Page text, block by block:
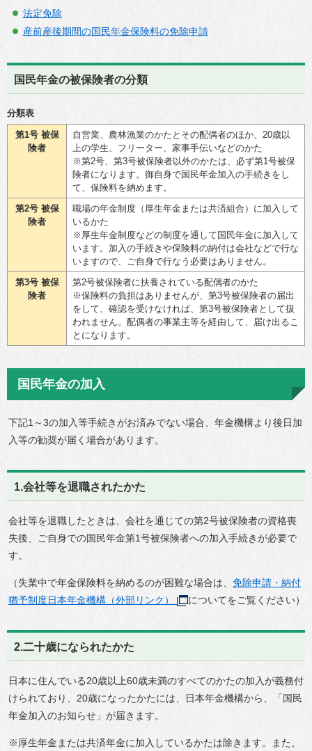
法定免除
産前産後期間の国民年金保険料の免除申請
国民年金の被保険者の分類
分類表
第1号 被保
険者
自営業、農林漁業のかたとその配偶者のほか、20歳以
上の学生、フリーター、家事手伝いなどのかた
※第2号、第3号被保険者以外のかたは、必ず第1号被保
険者になります。御自身で国民年金加入の手続きをし
て、保険料を納めます。
第2号 被保
険者
職場の年金制度（厚生年金または共済組合）に加入して
いるかた
※厚生年金制度などの制度を通して国民年金に加入して
います。加入の手続きや保険料の納付は会社などで行な
いますので、ご自身で行なう必要はありません。
第3号 被保
険者
第2号被保険者に扶養されている配偶者のかた
※保険料の負担はありませんが、第3号被保険者の届出
をして、確認を受けなければ、第3号被保険者として扱
われません。配偶者の事業主等を経由して、届け出るこ
とになります。
国民年金の加入
下記1～3の加入等手続きがお済みでない場合、年金機構より後日加
入等の勧奨が届く場合があります。
1.会社等を退職されたかた
会社等を退職したときは、会社を通じての第2号被保険者の資格喪
失後、ご自身での国民年金第1号被保険者への加入手続きが必要で
す。
（失業中で年金保険料を納めるのが困難な場合は、 免除申請・納付
猶予制度日本年金機構（外部リンク）
についてをご覧ください）
2.二十歳になられたかた
日本に住んでいる20歳以上60歳未満のすべてのかたの加入が義務付
けられており、20歳になったかたには、日本年金機構から、「国民
年金加入のお知らせ」が届きます。
※厚生年金または共済年金に加入しているかたは除きます。また、